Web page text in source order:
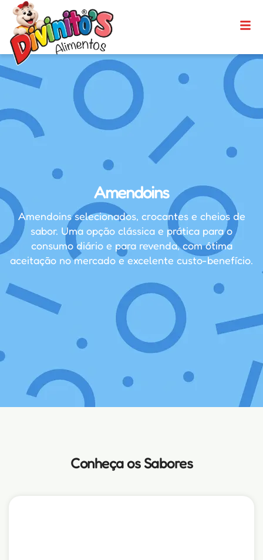
Amendoins
Amendoins selecionados, crocantes e cheios de
sabor. Uma opção clássica e prática para o
consumo diário e para revenda, com ótima
aceitação no mercado e excelente custo-benefício.
Conheça os Sabores